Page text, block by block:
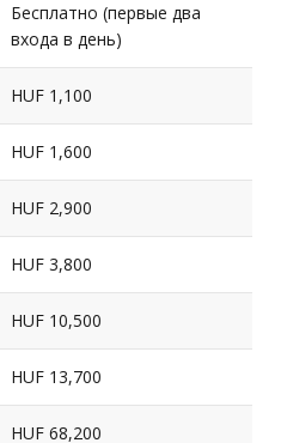
Бесплатно (первые два
входа в день)
HUF 1,100
HUF 1,600
HUF 2,900
HUF 3,800
HUF 10,500
HUF 13,700
HUF 68,200